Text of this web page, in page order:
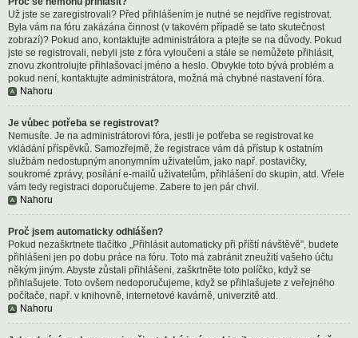
Už jste se zaregistrovali? Před přihlášením je nutné se nejdříve registrovat.
Byla vám na fóru zakázána činnost (v takovém případě se tato skutečnost
zobrazí)? Pokud ano, kontaktujte administrátora a ptejte se na důvody. Pokud
jste se registrovali, nebyli jste z fóra vyloučeni a stále se nemůžete přihlásit,
znovu zkontrolujte přihlašovací jméno a heslo. Obvykle toto bývá problém a
pokud není, kontaktujte administrátora, možná má chybné nastavení fóra.
Nahoru
Je vůbec potřeba se registrovat?
Nemusíte. Je na administrátorovi fóra, jestli je potřeba se registrovat ke
vkládání příspěvků. Samozřejmě, že registrace vám dá přístup k ostatním
službám nedostupným anonymním uživatelům, jako např. postavičky,
soukromé zprávy, posílání e-mailů uživatelům, přihlášení do skupin, atd. Vřele
vám tedy registraci doporučujeme. Zabere to jen pár chvil.
Nahoru
Proč jsem automaticky odhlášen?
Pokud nezaškrtnete tlačítko „Přihlásit automaticky při příští návštěvě”, budete
přihlášeni jen po dobu práce na fóru. Toto má zabránit zneužití vašeho účtu
někým jiným. Abyste zůstali přihlášeni, zaškrtněte toto políčko, když se
přihlašujete. Toto ovšem nedoporučujeme, když se přihlašujete z veřejného
počítače, např. v knihovně, internetové kavárně, univerzitě atd.
Nahoru